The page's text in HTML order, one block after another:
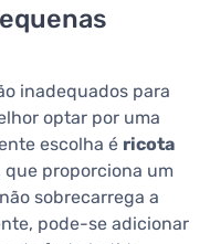
inadequados para
optar por uma
escolha é ricota
que proporciona um
sobrecarrega a
pode-se adicionar